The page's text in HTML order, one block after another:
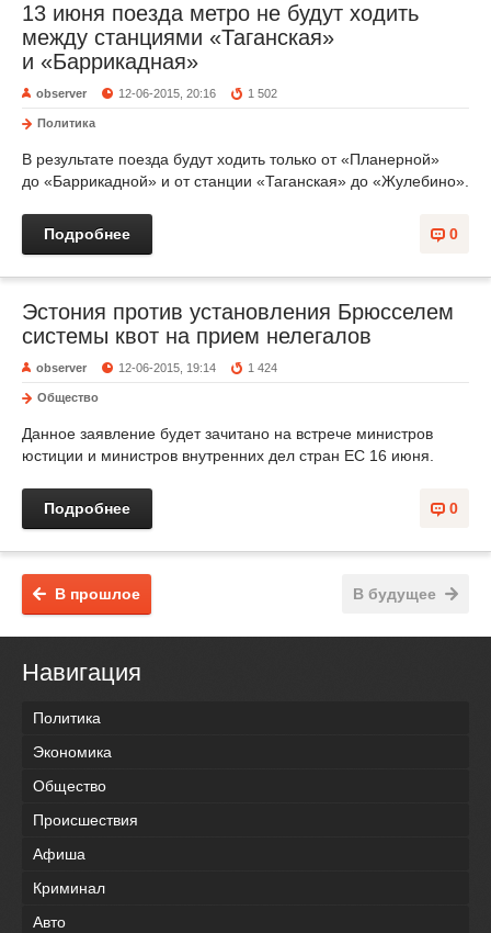
13 июня поезда метро не будут ходить
между станциями «Таганская»
и «Баррикадная»
observer 12-06-2015, 20:16 1 502
Политика
В результате поезда будут ходить только от «Планерной»
до «Баррикадной» и от станции «Таганская» до «Жулебино».
0
Подробнее
Эстония против установления Брюсселем
системы квот на прием нелегалов
observer 12-06-2015, 19:14 1 424
Общество
Данное заявление будет зачитано на встрече министров
юстиции и министров внутренних дел стран ЕС 16 июня.
0
Подробнее
В будущее
В прошлое
Навигация
Политика
Экономика
Общество
Происшествия
Афиша
Криминал
Авто